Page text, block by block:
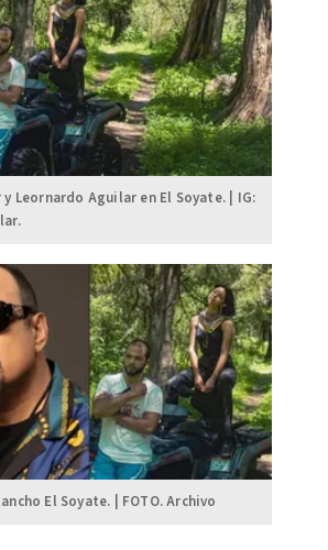
Leornardo Aguilar en El Soyate. | IG:
El Soyate. | FOTO. Archivo